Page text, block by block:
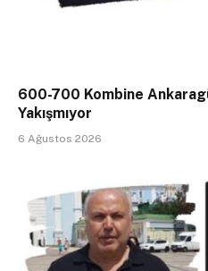
600-700 Kombine
Yakışmıyor
6 Ağustos 2026